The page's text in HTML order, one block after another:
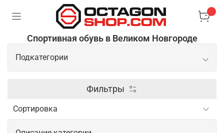
Спортивная обувь в Великом Новгороде
Подкатегории
Борцовки
Фильтры